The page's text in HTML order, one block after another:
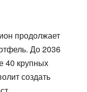
продолжает
До 2036
40 крупных
создать